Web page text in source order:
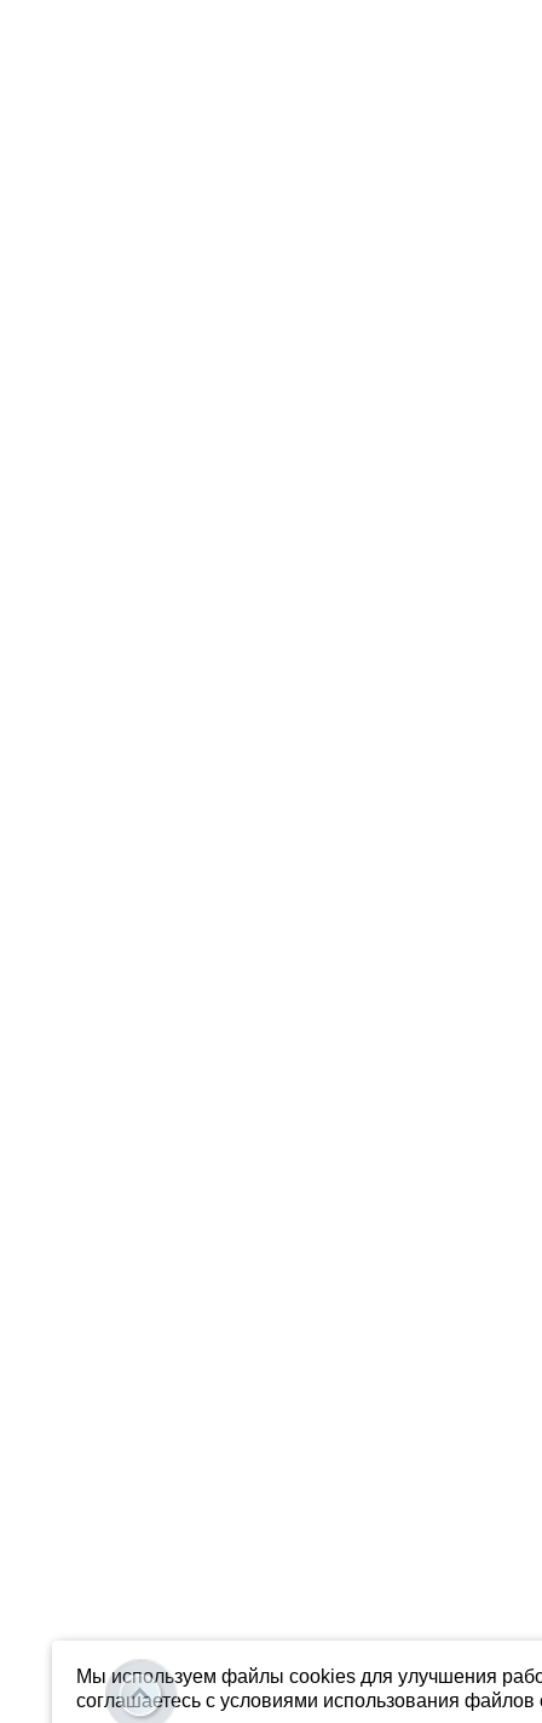
Мы используем файлы cookies для улучшения
соглашаетесь с условиями использования файлов